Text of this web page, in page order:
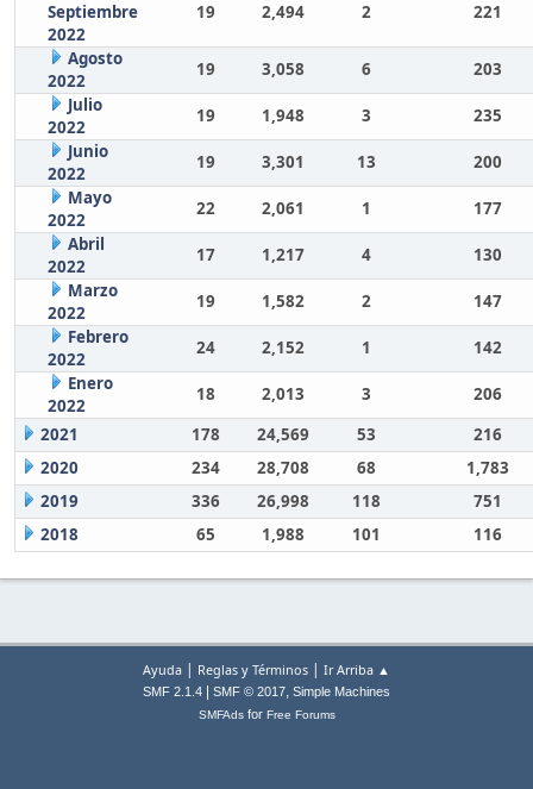
Septiembre
2022
19 2,494 2 221
Agosto
2022
19 3,058 6
203
Julio
2022
19 1,948 3
235
Junio
2022
19 3,301 13
200
Mayo
2022
22 2,061 1
177
Abril
2022
17 1,217 4
130
Marzo
2022
19 1,582 2
147
Febrero
2022
24 2,152 1
142
Enero
2022
18 2,013 3
206
2021
178 24,569 53
216
2020
234 28,708 68
1,783
2019
336 26,998 118
751
2018
65 1,988 101 116
Ayuda | Reglas y Términos | Ir Arriba ▲
SMF 2.1.4 SMF © 2017, Simple Machines
SMFAdsfor Free Forums